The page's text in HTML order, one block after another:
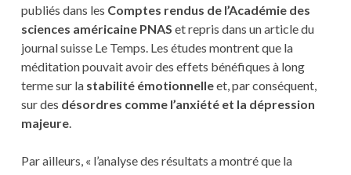
publiés dans les Comptes rendus de l’Académie des
sciences américaine PNAS et repris dans un article du
journal suisse Le Temps. Les études montrent que la
méditation pouvait avoir des effets bénéfiques à long
terme sur la stabilité émotionnelleet, par conséquent,
sur des désordres comme l’anxiété et la dépression
majeure.
Par ailleurs, « l’analyse des résultats a montré que la